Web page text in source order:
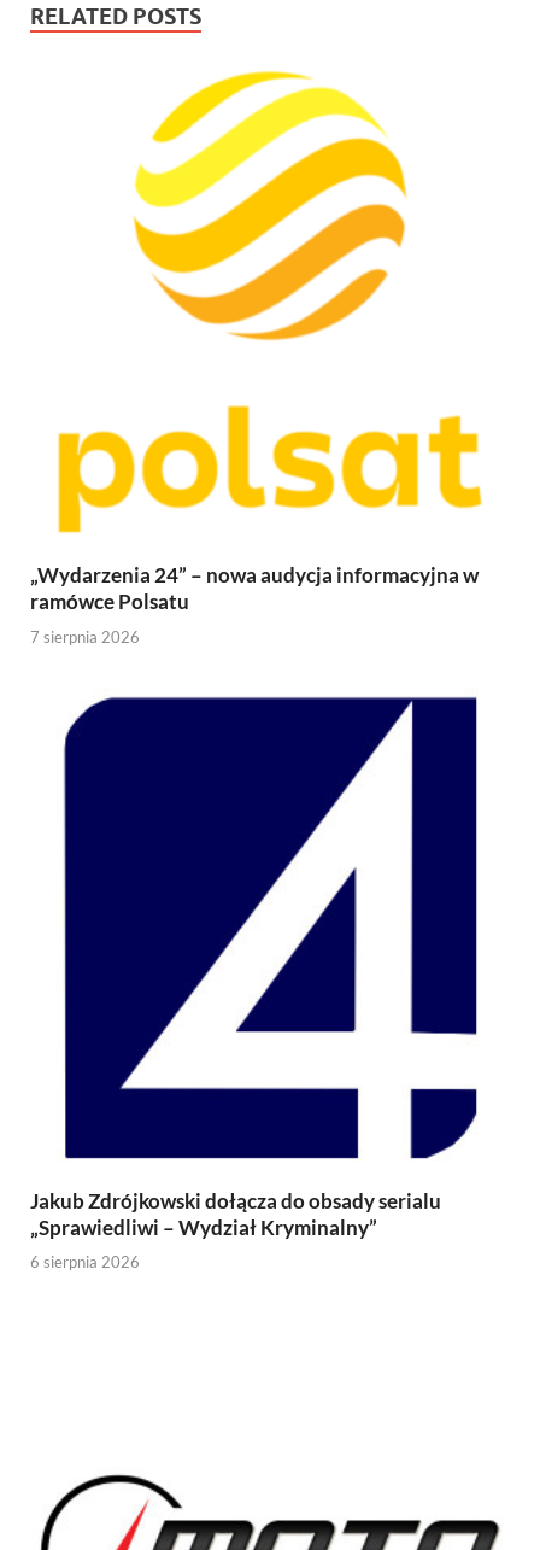
RELATED POSTS
„Wydarzenia 24” – nowa audycja informacyjna w
ramówce Polsatu
7 sierpnia 2026
Jakub Zdrójkowski dołącza do obsady serialu
„Sprawiedliwi – Wydział Kryminalny”
6 sierpnia 2026